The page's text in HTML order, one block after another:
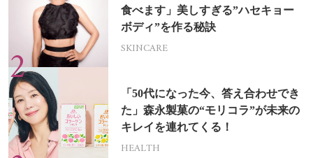
食べます」美しすぎる”ハセキョー
ボディ”を作る秘訣
SKINCARE
「50代になった今、答え合わせでき
た」森永製菓の“モリコラ”が未来の
キレイを連れてくる！
HEALTH